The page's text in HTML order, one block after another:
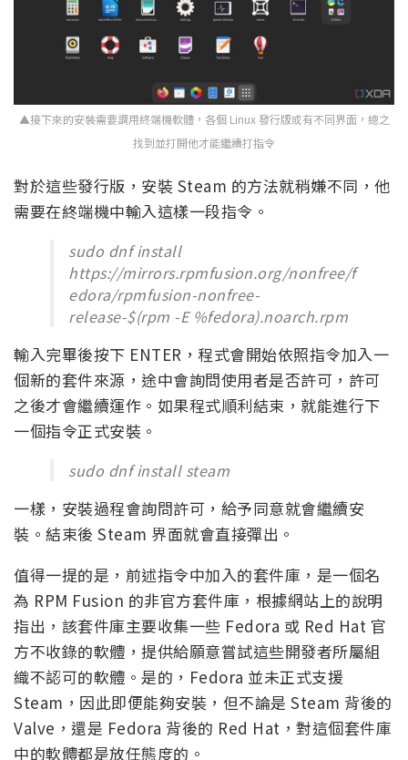
▲接下來的安裝需要調用終端機軟體，各個 Linux 發行版或有不同界面，總之
找到並打開他才能繼續打指令
對於這些發行版，安裝 Steam 的方法就稍嫌不同，他
需要在終端機中輸入這樣一段指令。
sudo dnf install
https://mirrors.rpmfusion.org/nonfree/f
edora/rpmfusion-nonfree-
release-$(rpm -E %fedora).noarch.rpm
輸入完畢後按下 ENTER，程式會開始依照指令加入一
個新的套件來源，途中會詢問使用者是否許可，許可
之後才會繼續運作。如果程式順利結束，就能進行下
一個指令正式安裝。
sudo dnf install steam
一樣，安裝過程會詢問許可，給予同意就會繼續安
裝。結束後 Steam 界面就會直接彈出。
值得一提的是，前述指令中加入的套件庫，是一個名
為 RPM Fusion 的非官方套件庫，根據網站上的說明
指出，該套件庫主要收集一些 Fedora 或 Red Hat 官
方不收錄的軟體，提供給願意嘗試這些開發者所屬組
織不認可的軟體。是的，Fedora 並未正式支援
Steam，因此即便能夠安裝，但不論是 Steam 背後的
Valve，還是 Fedora 背後的 Red Hat，對這個套件庫
中的軟體都是放任態度的。